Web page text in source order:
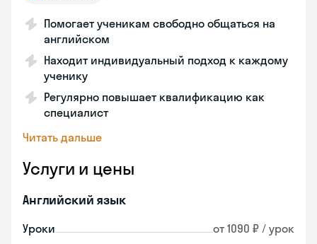
Помогает ученикам свободно общаться на
английском
Находит индивидуальный подход к каждому
ученику
Регулярно повышает квалификацию как
специалист
Читать дальше
Услуги и цены
Английский язык
Уроки от 1090 ₽ / урок